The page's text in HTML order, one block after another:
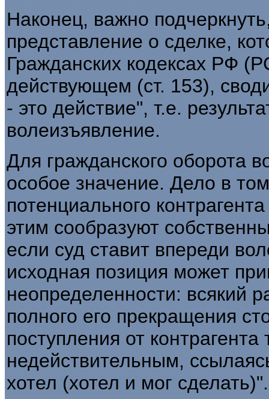
Наконец, важно
представление о сделке,
Гражданских кодексах РФ
действующем (ст. 153),
- это действие", т.е.
волеизъявление.
Для гражданского оборота
особое значение. Дело в
потенциального
этим сообразуют
если суд ставит впереди
исходная позиция может
неопределенности: всякий
полного его прекращения
поступления от
недействительным,
хотел (хотел и мог сделать)".